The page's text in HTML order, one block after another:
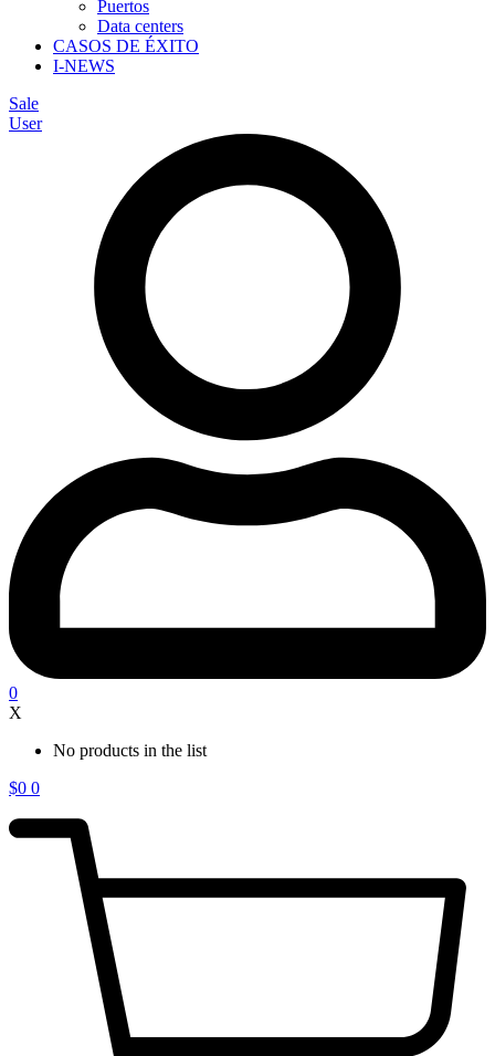
Puertos
Data centers
CASOS DE ÉXITO
I-NEWS
Sale
User
0
X
No products in the list
$0 0